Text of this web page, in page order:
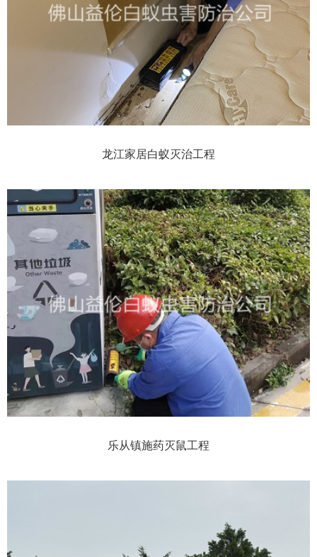
龙江家居白蚁灭治工程
乐从镇施药灭鼠工程